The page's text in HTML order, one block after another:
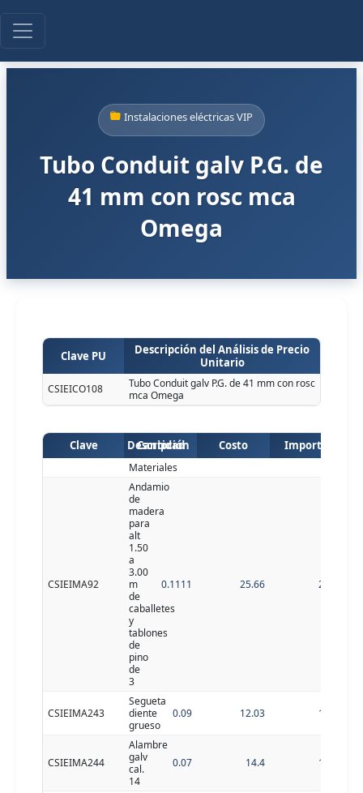
Instalaciones eléctricas VIP
Tubo Conduit galv P.G. de
41 mm con rosc mca
Omega
Clave PU
Descripción del Análisis de Precio
Unitario
CSIEICO108
Tubo Conduit galv P.G. de 41 mm con rosc
mca Omega
Clave Descripción
Cantidad Costo Importe
Materiales
CSIEIMA92
Andamio
de
madera
para
alt
1.50
a
3.00
m
de
caballetes
y
tablones
de
pino
de
3
0.1111 25.66 2.85
CSIEIMA243
Segueta
diente
grueso
0.09 12.03 1.08
CSIEIMA244
Alambre
galv
cal.
14
0.07 14.4 1.01